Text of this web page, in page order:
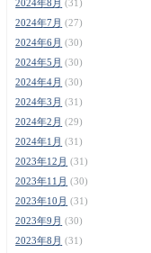
2024年8月 (31)
2024年7月 (27)
2024年6月 (30)
2024年5月 (30)
2024年4月 (30)
2024年3月 (31)
2024年2月 (29)
2024年1月 (31)
2023年12月 (31)
2023年11月 (30)
2023年10月 (31)
2023年9月 (30)
2023年8月 (31)